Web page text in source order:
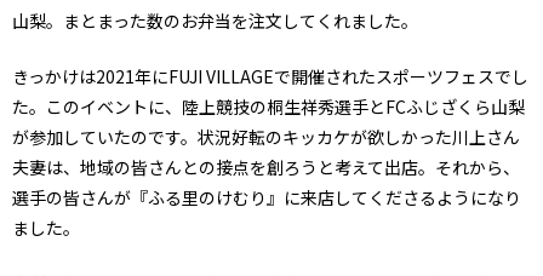
山梨。まとまった数のお弁当を注文してくれました。
きっかけは2021年にFUJI VILLAGEで開催されたスポーツフェスでし
た。このイベントに、陸上競技の桐生祥秀選手とFCふじざくら山梨
が参加していたのです。状況好転のキッカケが欲しかった川上さん
夫妻は、地域の皆さんとの接点を創ろうと考えて出店。それから、
選手の皆さんが『ふる里のけむり』に来店してくださるようになり
ました。